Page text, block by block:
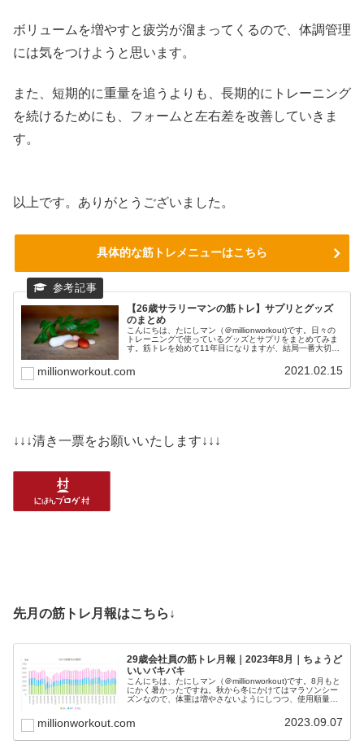
ボリュームを増やすと疲労が溜まってくるので、体調管理
には気をつけようと思います。
また、短期的に重量を追うよりも、長期的にトレーニング
を続けるためにも、フォームと左右差を改善していきま
す。
以上です。ありがとうございました。
具体的な筋トレメニューはこちら
【26歳サラリーマンの筋トレ】サプリとグッズ
のまとめ
こんにちは、たにしマン（＠millionworkout)です。日々の
トレーニングで使っているグッズとサプリをまとめてみま
す。筋トレを始めて11年目になりますが、結局一番大切な
millionworkout.com 2021.02.15
↓↓↓清き一票をお願いいたします↓↓↓
先月の筋トレ月報はこちら↓
29歳会社員の筋トレ月報｜2023年8月｜ちょうど
いいバキバキ
こんにちは、たにしマン（＠millionworkout)です。8月もと
にかく暑かったですね。秋から冬にかけてはマラソンシー
ズンなので、体重は増やさないようにしつつ、使用順量を
millionworkout.com 2023.09.07